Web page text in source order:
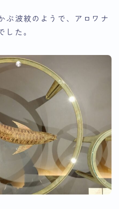
ぶ波紋のようで、アロワナ
た。